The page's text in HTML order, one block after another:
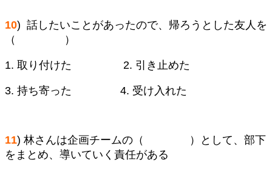
10) 話したいことがあったので、帰ろうとした友人を
（ ）
1. 取り付けた 2. 引き止めた
3. 持ち寄った 4. 受け入れた
11) 林さんは企画チームの（ ）として、部下
をまとめ、導いていく責任がある